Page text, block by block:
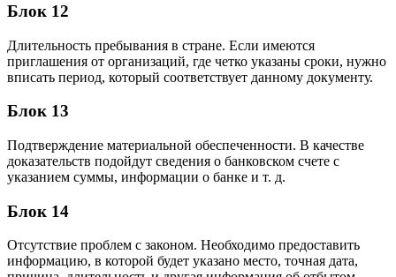
Блок 12
Длительность пребывания в стране. Если имеются
приглашения от организаций, где четко указаны сроки, нужно
вписать период, который соответствует данному документу.
Блок 13
Подтверждение материальной обеспеченности. В качестве
доказательств подойдут сведения о банковском счете с
указанием суммы, информации о банке и т. д.
Блок 14
Отсутствие проблем с законом. Необходимо предоставить
информацию, в которой будет указано место, точная дата,